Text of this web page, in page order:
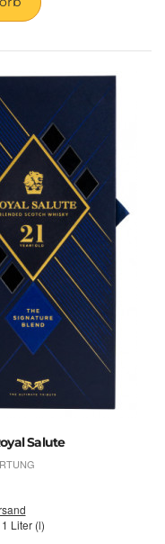
Salute
Liter (l)